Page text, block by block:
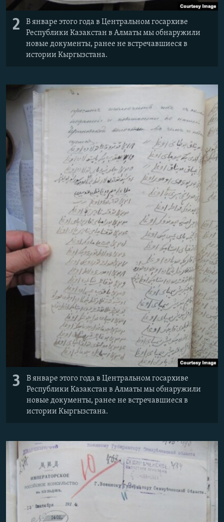
2
В январе этого года в Центральном госархиве
Республики Казакстан в Алматы мы обнаружили
новые документы, ранее не встречавшиеся в
истории Кыргызстана.
3
В январе этого года в Центральном госархиве
Республики Казакстан в Алматы мы обнаружили
новые документы, ранее не встречавшиеся в
истории Кыргызстана.